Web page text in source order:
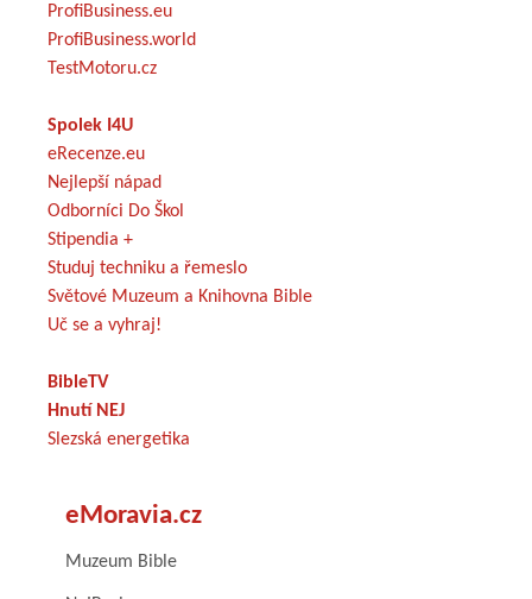
ProfiBusiness.eu
ProfiBusiness.world
TestMotoru.cz
Spolek I4U
eRecenze.eu
Nejlepší nápad
Odborníci Do Škol
Stipendia +
Studuj techniku a řemeslo
Světové Muzeum a Knihovna Bible
Uč se a vyhraj!
BibleTV
Hnutí NEJ
Slezská energetika
eMoravia.cz
Muzeum Bible